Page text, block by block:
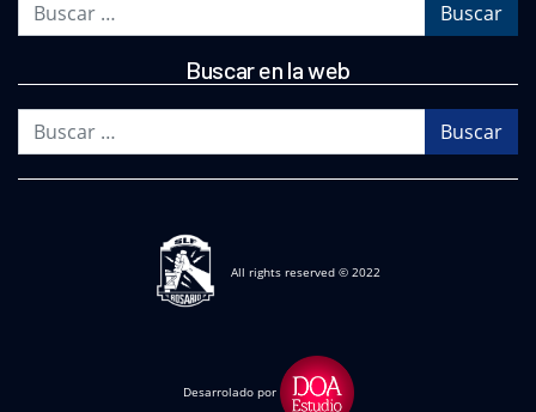
Buscar en la web
All rights reserved © 2022
Desarrolado por